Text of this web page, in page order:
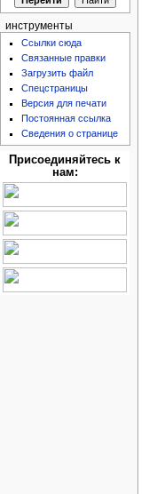
инструменты
Ссылки сюда
Связанные правки
Загрузить файл
Спецстраницы
Версия для печати
Постоянная ссылка
Сведения о странице
Присоединяйтесь к
нам: